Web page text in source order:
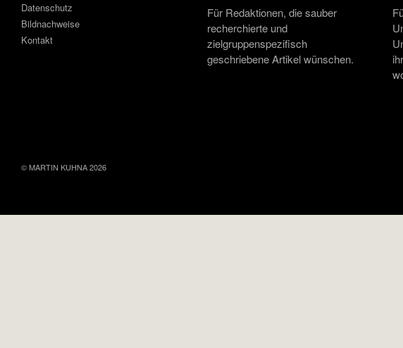
Datenschutz
Bildnachweise
Kontakt
Für Redaktionen, die sauber
recherchierte und
zielgruppenspezifisch
geschriebene Artikel wünschen.
© MARTIN KUHNA 2026